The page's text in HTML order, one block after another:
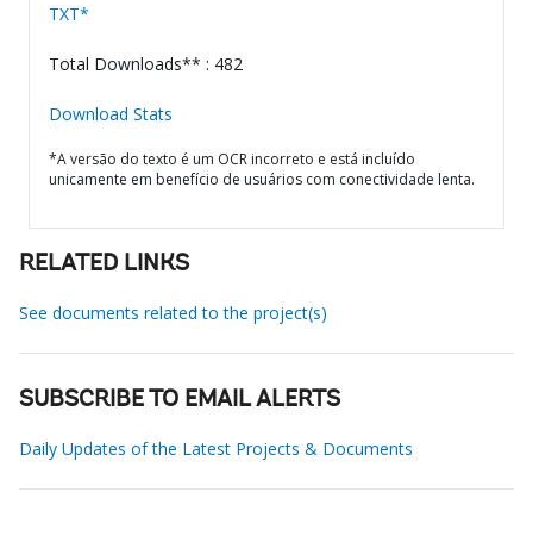
TXT*
Total Downloads** : 482
Download Stats
*A versão do texto é um OCR incorreto e está incluído
unicamente em benefício de usuários com conectividade lenta.
RELATED LINKS
See documents related to the project(s)
SUBSCRIBE TO EMAIL ALERTS
Daily Updates of the Latest Projects & Documents